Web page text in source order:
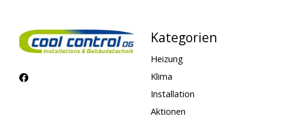
Kategorien
Heizung
Klima
Installation
Aktionen